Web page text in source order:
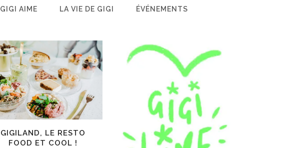
GIGI AIME LA VIE DE GIGI ÉVÉNEMENTS
GIGILAND, LE RESTO
FOOD ET COOL !